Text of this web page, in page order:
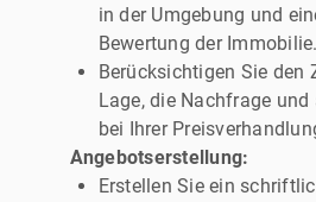
in der Umgebung und
Bewertung der Immobilie.
Berücksichtigen Sie den
Lage, die Nachfrage und
bei Ihrer
Angebotserstellung:
Erstellen Sie ein